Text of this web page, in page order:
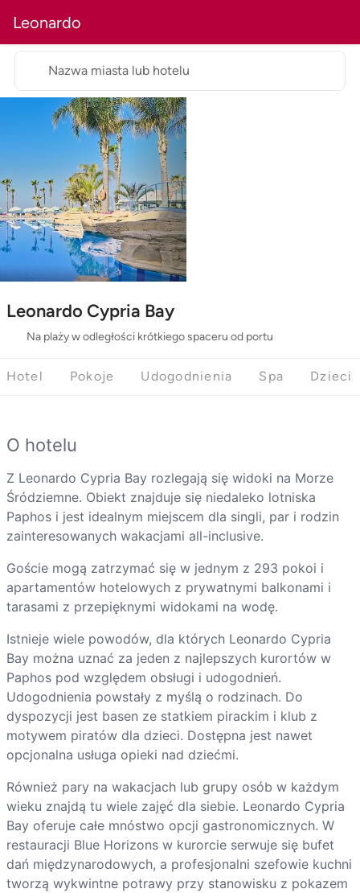
Leonardo
Leonardo Cypria Bay
Na plaży w odległości krótkiego spaceru od portu
Nazwa miasta lub hotelu
Hotel Pokoje Udogodnienia Spa Dzieci
O hotelu
Z Leonardo Cypria Bay rozlegają się widoki na Morze
Śródziemne. Obiekt znajduje się niedaleko lotniska
Paphos i jest idealnym miejscem dla singli, par i rodzin
zainteresowanych wakacjami all-inclusive.
Goście mogą zatrzymać się w jednym z 293 pokoi i
apartamentów hotelowych z prywatnymi balkonami i
tarasami z przepięknymi widokami na wodę.
Istnieje wiele powodów, dla których Leonardo Cypria
Bay można uznać za jeden z najlepszych kurortów w
Paphos pod względem obsługi i udogodnień.
Udogodnienia powstały z myślą o rodzinach. Do
dyspozycji jest basen ze statkiem pirackim i klub z
motywem piratów dla dzieci. Dostępna jest nawet
opcjonalna usługa opieki nad dziećmi.
Również pary na wakacjach lub grupy osób w każdym
wieku znajdą tu wiele zajęć dla siebie. Leonardo Cypria
Bay oferuje całe mnóstwo opcji gastronomicznych. W
restauracji Blue Horizons w kurorcie serwuje się bufet
dań międzynarodowych, a profesjonalni szefowie kuchni
tworzą wykwintne potrawy przy stanowisku z pokazem